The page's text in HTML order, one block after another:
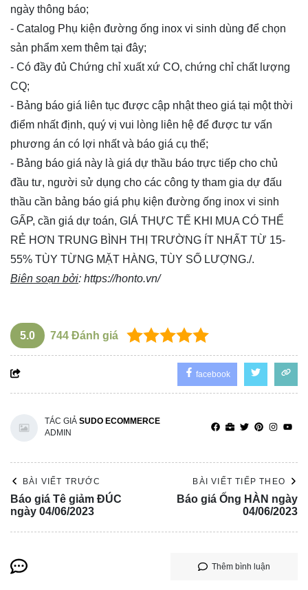
ngày thông báo;
- Catalog Phụ kiện đường ống inox vi sinh dùng để chọn
sản phẩm xem thêm tại đây;
- Có đầy đủ Chứng chỉ xuất xứ CO, chứng chỉ chất lượng
CQ;
- Bảng báo giá liên tục được cập nhật theo giá tại một thời
điểm nhất định, quý vị vui lòng liên hệ để được tư vấn
phương án có lợi nhất và báo giá cụ thể;
- Bảng báo giá này là giá dự thầu báo trực tiếp cho chủ
đầu tư, người sử dụng cho các công ty tham gia dự đấu
thầu cần bảng báo giá phụ kiện đường ống inox vi sinh
GẤP, cần giá dự toán, GIÁ THỰC TẾ KHI MUA CÓ THỂ
RẺ HƠN TRUNG BÌNH THỊ TRƯỜNG ÍT NHẤT TỪ 15-
55% TÙY TỪNG MẶT HÀNG, TÙY SỐ LƯỢNG./.
Biên soạn bởi: https://honto.vn/
5.0 744 Đánh giá
facebook
TÁC GIẢ SUDO ECOMMERCE
ADMIN
BÀI VIẾT TRƯỚC
Báo giá Tê giảm ĐÚC
ngày 04/06/2023
BÀI VIẾT TIẾP THEO
Báo giá Ống HÀN ngày
04/06/2023
Thêm bình luận